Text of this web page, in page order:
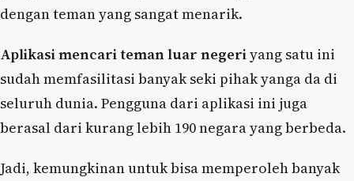
dengan teman yang sangat menarik.
Aplikasi mencari teman luar negeriyang satu ini
sudah memfasilitasi banyak seki pihak yanga da di
seluruh dunia. Pengguna dari aplikasi ini juga
berasal dari kurang lebih 190 negara yang berbeda.
Jadi, kemungkinan untuk bisa memperoleh banyak